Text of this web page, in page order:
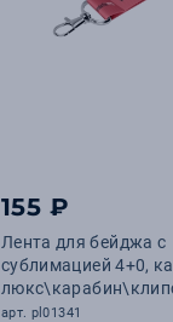
155 ₽
Лента для бейджа с
сублимацией 4+0,
фастекс. С
арт. pl01341